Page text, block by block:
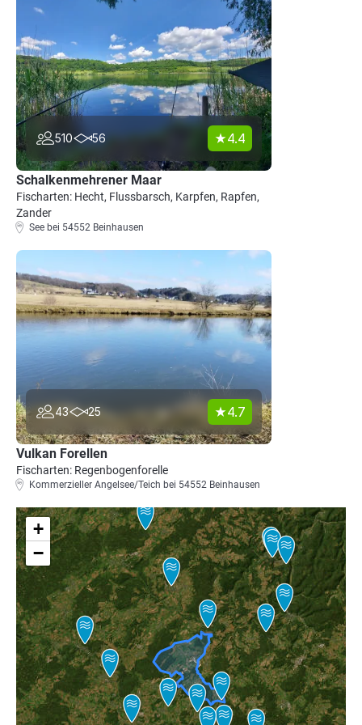
510 56 4.4
Schalkenmehrener Maar
Fischarten: Hecht, Flussbarsch, Karpfen, Rapfen,
Zander
See bei 54552 Beinhausen
43 25 4.7
Vulkan Forellen
Fischarten: Regenbogenforelle
Kommerzieller Angelsee/Teich bei 54552 Beinhausen
+
−